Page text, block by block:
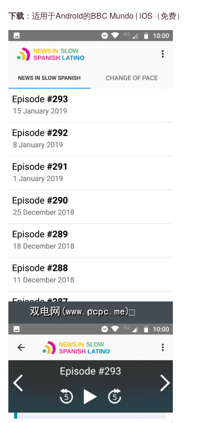
下载 ：适用于Android的BBC Mundo | iOS（免费）